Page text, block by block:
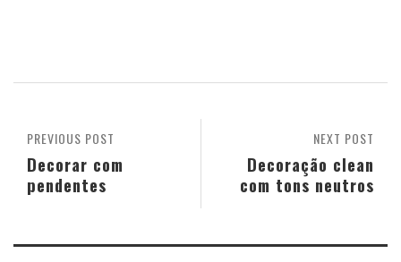
NEXT POST
Decoração clean
com tons neutros
PREVIOUS POST
Decorar com
pendentes